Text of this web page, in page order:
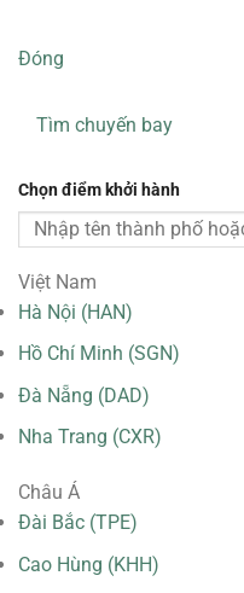
Đóng
Tìm chuyến bay
Chọn điểm khởi hành
Việt Nam
Hà Nội (HAN)
Hồ Chí Minh (SGN)
Đà Nẵng (DAD)
Nha Trang (CXR)
Châu Á
Đài Bắc (TPE)
Cao Hùng (KHH)